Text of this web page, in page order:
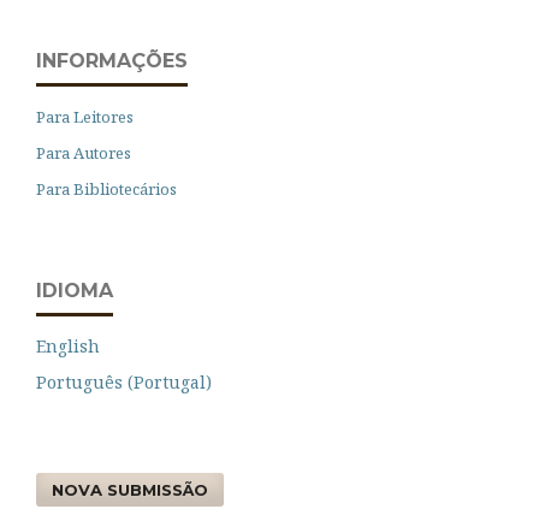
INFORMAÇÕES
Para Leitores
Para Autores
Para Bibliotecários
IDIOMA
English
Português (Portugal)
NOVA SUBMISSÃO